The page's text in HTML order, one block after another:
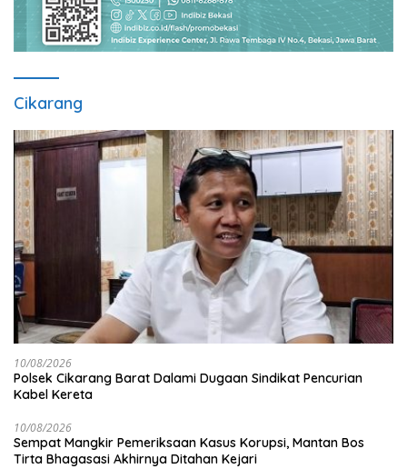
Cikarang
10/08/2026
Polsek Cikarang Barat Dalami Dugaan Sindikat Pencurian
Kabel Kereta
10/08/2026
Sempat Mangkir Pemeriksaan Kasus Korupsi, Mantan Bos
Tirta Bhagasasi Akhirnya Ditahan Kejari